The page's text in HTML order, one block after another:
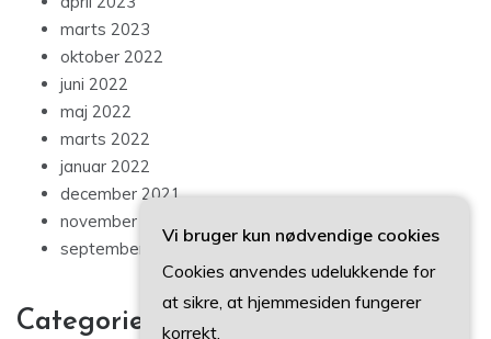
marts 2023
oktober 2022
juni 2022
maj 2022
marts 2022
januar 2022
december 2021
november 2021
september 2021
Categories
Vi bruger kun nødvendige cookies
Cookies anvendes udelukkende for
at sikre, at hjemmesiden fungerer
korrekt.